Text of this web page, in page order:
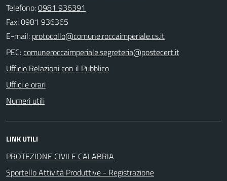
Telefono:0981 936391
Fax: 0981 936365
E-mail:
PEC:
Ufficio Relazioni con il Pubblico
Uffici e orari
Numeri utili
LINK UTILI
PROTEZIONE CIVILE CALABRIA
Sportello Attività Produttive - Registrazione